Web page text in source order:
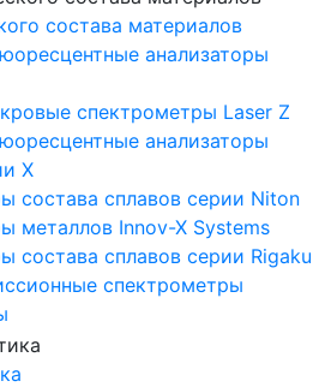
состава материалов
анализаторы
спектрометры Laser Z
анализаторы
Х
состава сплавов серии Niton
металлов Innov-X Systems
состава сплавов серии Rigaku
спектрометры